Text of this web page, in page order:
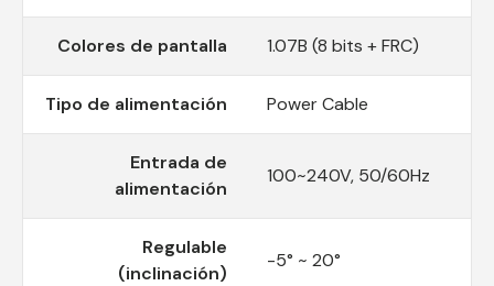
Colores de pantalla 1.07B (8 bits + FRC)
Tipo de alimentación Power Cable
Entrada de
alimentación
100~240V, 50/60Hz
Regulable
(inclinación)
-5° ~ 20°